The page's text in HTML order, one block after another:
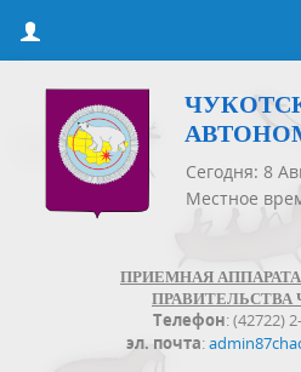
Сегодня: 8
Местное
ПРИЕМНАЯ
ПРАВИТЕЛЬСТВА
Телефон: (42722)
эл. почта: